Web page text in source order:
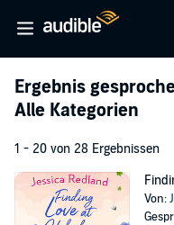
Ergebnis
Alle Kategorien
1 - 20 von 28 Ergebnissen
Von: